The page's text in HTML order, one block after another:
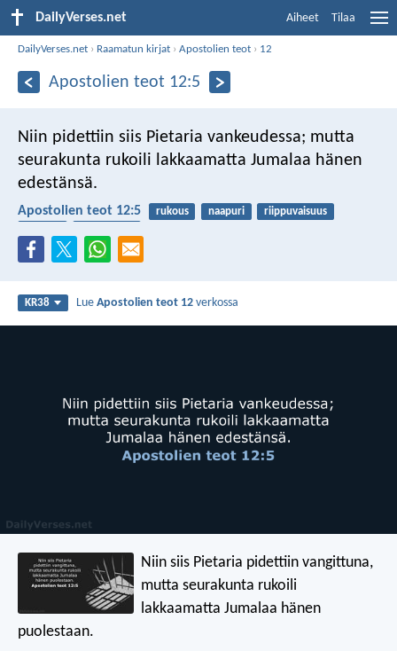
DailyVerses.net Aiheet Tilaa
DailyVerses.net › Raamatun kirjat ›Apostolien teot › 12
Apostolien teot 12:5
Niin pidettiin siis Pietaria vankeudessa; mutta
seurakunta rukoili lakkaamatta Jumalaa hänen
edestänsä.
Apostolien teot 12:5 rukous naapuri
riippuvaisuus
KR38 LueApostolien teot 12 verkossa
Niin siis Pietaria pidettiin vangittuna,
mutta seurakunta rukoili
lakkaamatta Jumalaa hänen
puolestaan.